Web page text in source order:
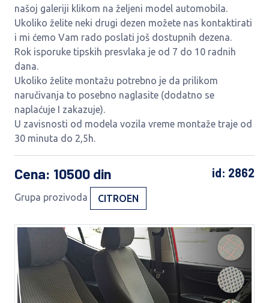
našoj galeriji klikom na željeni model automobila.
Ukoliko želite neki drugi dezen možete nas kontaktirati
i mi ćemo Vam rado poslati još dostupnih dezena.
Rok isporuke tipskih presvlaka je od 7 do 10 radnih
dana.
Ukoliko želite montažu potrebno je da prilikom
naručivanja to posebno naglasite (dodatno se
naplaćuje I zakazuje).
U zavisnosti od modela vozila vreme montaže traje od
30 minuta do 2,5h.
Cena: 10500 din id: 2862
Grupa prozivoda CITROEN